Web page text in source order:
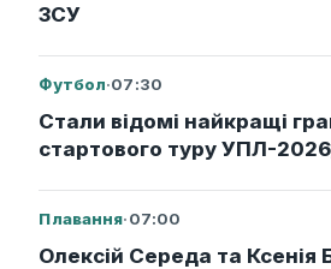
ЗСУ
Футбол·07:30
Стали відомі найкращі
стартового туру УПЛ-
Плавання·07:00
Олексій Середа та Ксенія